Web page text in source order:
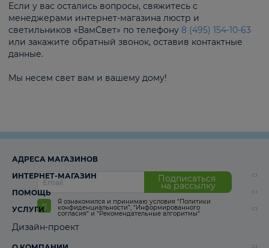
Если у вас остались вопросы, свяжитесь с
менеджерами интернет-магазина люстр и
светильников «ВамСвет» по телефону 8 (495) 154-10-63
или закажите обратный звонок, оставив контактные
данные.
Мы несем свет вам и вашему дому!
Подписаться
на рассылку
Я ознакомился и принимаю условия “Политики
конфиденциальности”, “Информированного
согласия“ и “Рекомендательные алгоритмы“
АДРЕСА МАГАЗИНОВ
ИНТЕРНЕТ-МАГАЗИН
ПОМОЩЬ
УСЛУГИ
Дизайн-проект